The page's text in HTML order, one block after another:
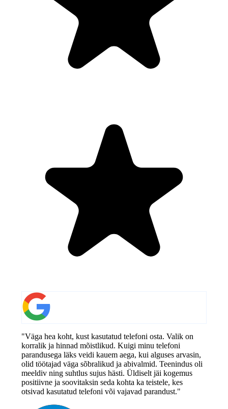
"Väga hea koht, kust kasutatud telefoni osta. Valik on
korralik ja hinnad mõistlikud. Kuigi minu telefoni
parandusega läks veidi kauem aega, kui alguses arvasin,
olid töötajad väga sõbralikud ja abivalmid. Teenindus oli
meeldiv ning suhtlus sujus hästi. Üldiselt jäi kogemus
positiivne ja soovitaksin seda kohta ka teistele, kes
otsivad kasutatud telefoni või vajavad parandust."